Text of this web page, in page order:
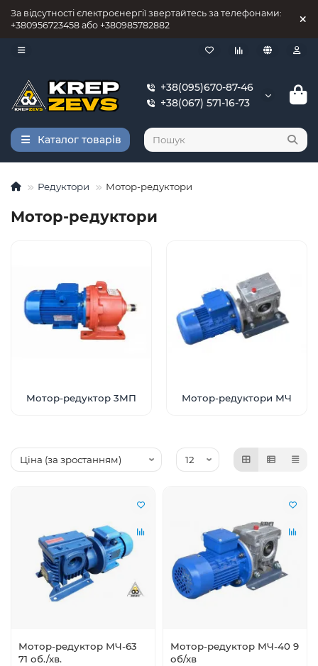
За відсутності єлектроєнергії звертайтесь за телефонами:
+380956723458 або +380985782882
+38(095)670-87-46
+38(067) 571-16-73
Каталог товарів
Редуктори Мотор-редуктори
Мотор-редуктори
Мотор-редуктор 3МП Мотор-редуктори МЧ
Мотор-редуктор МЧ-63
71 об./хв.
Мотор-редуктор МЧ-40 9
об/хв